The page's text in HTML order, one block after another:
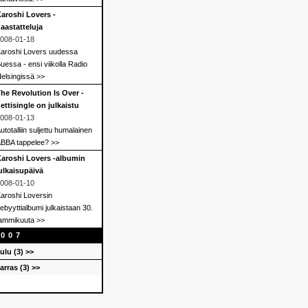
Lovers -
01-18
Lovers uudessa
- ensi viikolla Radio
>>
Revolution Is Over -
on julkaistu
01-13
suljettu humalainen
tappelee? >>
Lovers -albumin
01-10
Loversin
julkaistaan 30.
>>
(3) >>
(3) >>